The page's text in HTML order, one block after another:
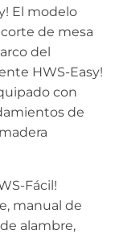
El modelo
de mesa
del
HWS-Easy!
con
de
Fácil!
manual de
alambre,